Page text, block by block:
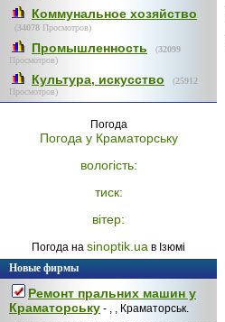
Коммунальное хозяйство
(34078 Просмотров)
Промышленность (32099
Просмотров)
Культура, искусство (25912
Просмотров)
Погода
Погода у Краматорську
вологість:
тиск:
вітер:
Погода на sinoptik.ua в Ізюмі
Новые фирмы
Ремонт пральних машин у
Краматорську - , , Краматорськ.